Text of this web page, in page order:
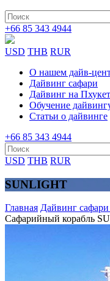
+66 85 343 4944
USD THB RUR
О нашем дайв-
Дайвинг сафари
Дайвинг на
Обучение
Статьи о дайвинге
+66 85 343 4944
USD THB RUR
SUNLIGHT
Главная Дайвинг
Сафарийный корабль